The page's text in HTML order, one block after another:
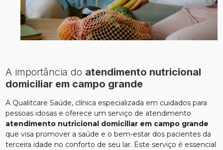
A importância do atendimento nutricional
domiciliar em campo grande
A Qualitcare Saúde, clínica especializada em cuidados para
pessoas idosas e oferece um serviço de atendimento
atendimento nutricional domiciliar em campo grande
que visa promover a saúde e o bem-estar dos pacientes da
terceira idade no conforto de seu lar. Este serviço é essencial